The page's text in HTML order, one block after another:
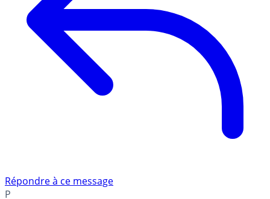
Répondre à ce message
P